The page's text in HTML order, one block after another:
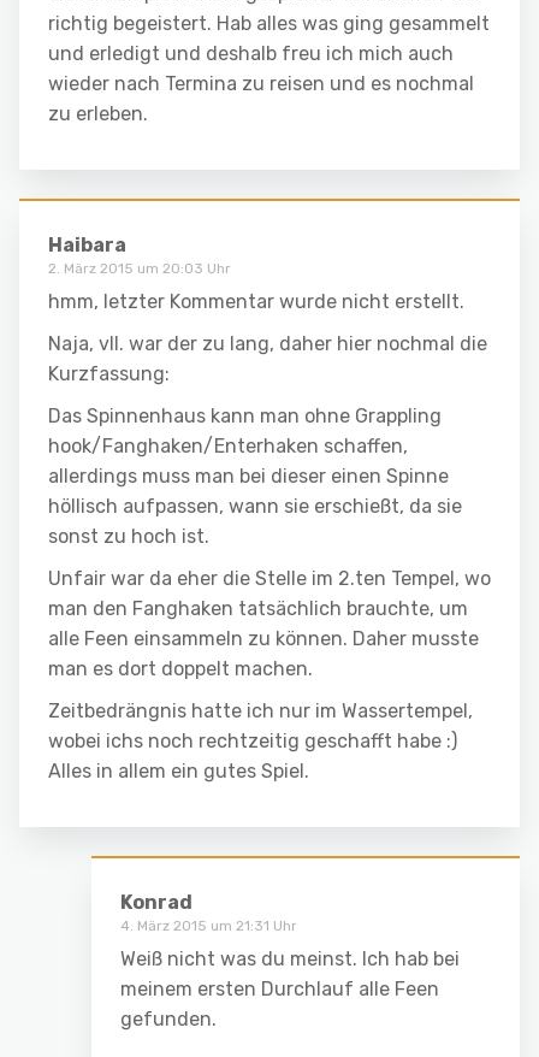
richtig begeistert. Hab alles was ging gesammelt
und erledigt und deshalb freu ich mich auch
wieder nach Termina zu reisen und es nochmal
zu erleben.
Haibara
2. März 2015 um 20:03 Uhr
hmm, letzter Kommentar wurde nicht erstellt.
Naja, vll. war der zu lang, daher hier nochmal die
Kurzfassung:
Das Spinnenhaus kann man ohne Grappling
hook/Fanghaken/Enterhaken schaffen,
allerdings muss man bei dieser einen Spinne
höllisch aufpassen, wann sie erschießt, da sie
sonst zu hoch ist.
Unfair war da eher die Stelle im 2.ten Tempel, wo
man den Fanghaken tatsächlich brauchte, um
alle Feen einsammeln zu können. Daher musste
man es dort doppelt machen.
Zeitbedrängnis hatte ich nur im Wassertempel,
wobei ichs noch rechtzeitig geschafft habe :)
Alles in allem ein gutes Spiel.
Konrad
4. März 2015 um 21:31 Uhr
Weiß nicht was du meinst. Ich hab bei
meinem ersten Durchlauf alle Feen
gefunden.